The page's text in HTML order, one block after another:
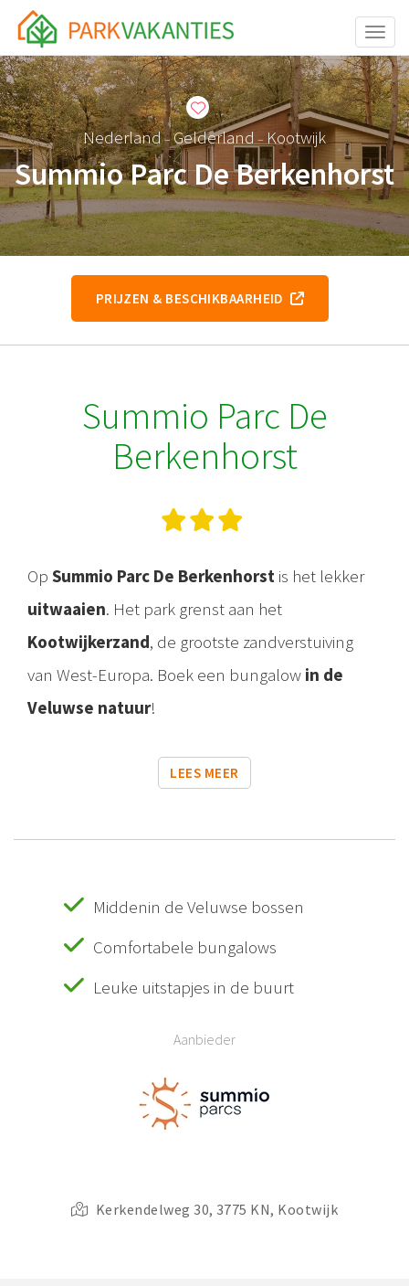
Nederland–Gelderland – Kootwijk
Summio Parc De Berkenhorst
PRIJZEN & BESCHIKBAARHEID
Summio Parc De
Berkenhorst
Op Summio Parc De Berkenhorst is het lekker
uitwaaien. Het park grenst aan het
Kootwijkerzand, de grootste zandverstuiving
van West-Europa. Boek een bungalow in de
Veluwse natuur!
LEES MEER
Middenin de Veluwse bossen
Comfortabele bungalows
Leuke uitstapjes in de buurt
Aanbieder
Kerkendelweg 30, 3775 KN, Kootwijk